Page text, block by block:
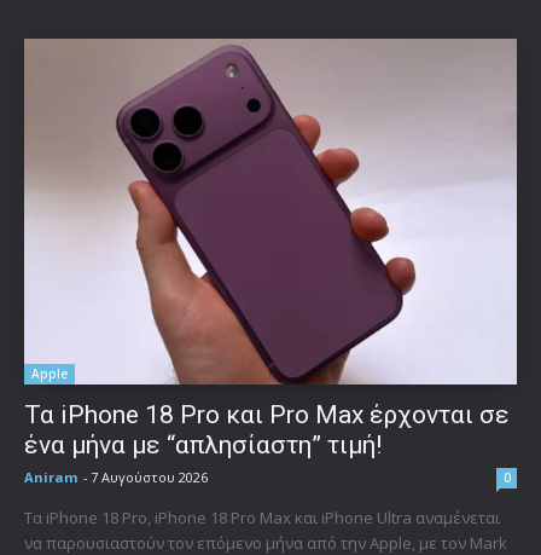
Apple
Τα iPhone 18 Pro και Pro Max έρχονται σε
ένα μήνα με “απλησίαστη” τιμή!
Aniram - 7 Αυγούστου 2026 0
Τα iPhone 18 Pro, iPhone 18 Pro Max και iPhone Ultra αναμένεται
να παρουσιαστούν τον επόμενο μήνα από την Apple, με τον Mark